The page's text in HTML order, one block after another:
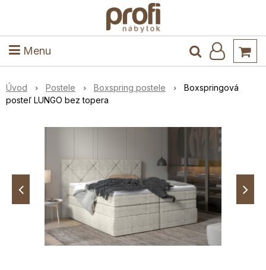
Menu
Kuchyňa a jedáleň
Úvod Postele Boxspring postele
Boxspringová
posteľ LUNGO bez topera